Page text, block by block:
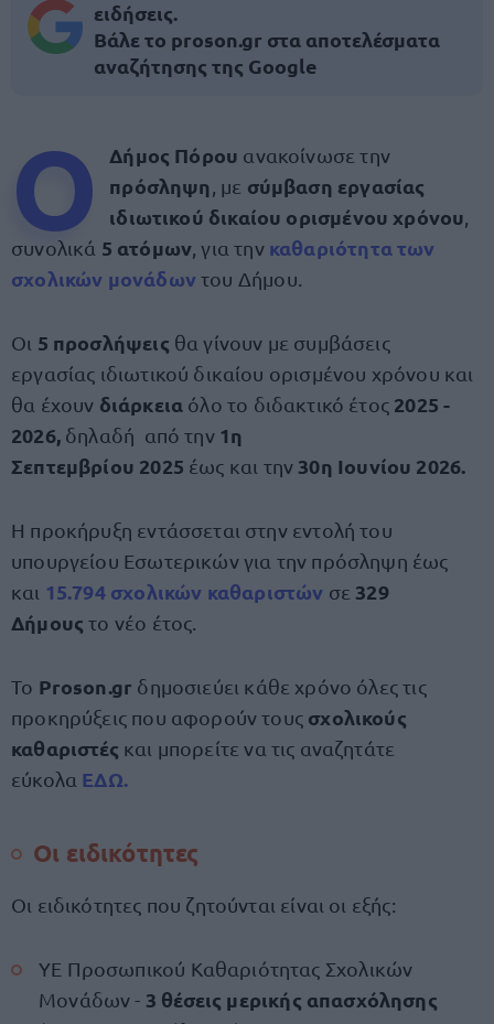
ειδήσεις.
Βάλε το proson.gr στα αποτελέσματα
αναζήτησης της Google
Ο Δήμος Πόρου ανακοίνωσε την
πρόσληψη , με σύμβαση εργασίας
ιδιωτικού δικαίου ορισμένου χρόνου
συνολικά 5 ατόμων , για την καθαριότητα των
σχολικών μονάδωντου Δήμου.
Οι 5 προσλήψεις θα γίνουν με συμβάσεις
εργασίας ιδιωτικού δικαίου ορισμένου χρόνου και
θα έχουν διάρκεια όλο το διδακτικό έτος 2025 -
2026,δηλαδή από την 1η
Σεπτεμβρίου 2025 έως και την 30η Ιουνίου 2026.
Η προκήρυξη εντάσσεται στην εντολή του
υπουργείου Εσωτερικών για την πρόσληψη έως
και 15.794 σχολικών καθαριστών σε 329
Δήμους το νέο έτος.
Το Proson.gr δημοσιεύει κάθε χρόνο όλες τις
προκηρύξεις που αφορούν τους σχολικούς
καθαριστές και μπορείτε να τις αναζητάτε
εύκολα ΕΔΩ.
Οι ειδικότητες
Οι ειδικότητες που ζητούνται είναι οι εξής:
ΥΕ Προσωπικού Καθαριότητας Σχολικών
Μονάδων - 3 θέσεις μερικής απασχόλησης